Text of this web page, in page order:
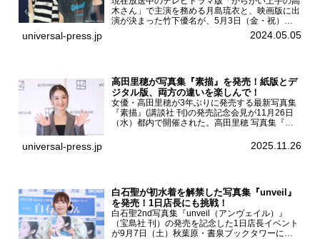
木さん」で主演を務める月島琉衣と、映画版に出
演が決まった竹下優名が、5月3日（金・祝）東
京・国立代々木競技場第一体育館で開催されたフ
ァッション&音楽イベント『Rakuten GirlsAward
universal-press.jp 2024.05.05
高田里穂が写真集『素描』を発売！紙版とデ
ジタル版、両方の違いを楽しんで！
女優・高田里穂が3年ぶりに発売する最新写真集
『素描』(講談社 刊)の発売記念会見が11月26日
（水）都内で開催された。高田里穂 写真集『素
あなたです』(読売テレビ)に出演するなど女優と
universal-press.jp 2025.11.26
白石聖が初水着を解禁した写真集『unveil』
を発売！1日店長にも挑戦！
白石聖2nd写真集『unveil（アンヴェイル）』
（宝島社 刊）の発売を記念した1日店長イベント
が9月7日（土）秋葉原・書泉ブックタワーにて